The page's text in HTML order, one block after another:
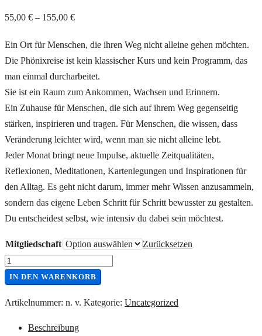
55,00 € – 155,00 €
Ein Ort für Menschen, die ihren Weg nicht alleine gehen möchten.
Die Phönixreise ist kein klassischer Kurs und kein Programm, das
man einmal durcharbeitet.
Sie ist ein Raum zum Ankommen, Wachsen und Erinnern.
Ein Zuhause für Menschen, die sich auf ihrem Weg gegenseitig
stärken, inspirieren und tragen. Für Menschen, die wissen, dass
Veränderung leichter wird, wenn man sie nicht alleine lebt.
Jeder Monat bringt neue Impulse, aktuelle Zeitqualitäten,
Reflexionen, Meditationen, Kartenlegungen und Inspirationen für
den Alltag. Es geht nicht darum, immer mehr Wissen anzusammeln,
sondern das eigene Leben Schritt für Schritt bewusster zu gestalten.
Du entscheidest selbst, wie intensiv du dabei sein möchtest.
Mitgliedschaft
Zurücksetzen
Anzahl
IN DEN WARENKORB
Artikelnummer: n. v. Kategorie: Uncategorized
Beschreibung